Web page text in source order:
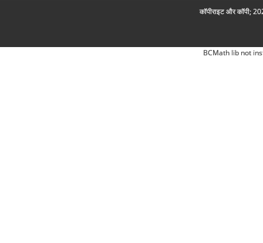
कॉपीराइट और कॉपी;
BCMath lib not